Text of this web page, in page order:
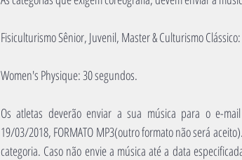
Fisiculturismo Sênior, Juvenil, Master & Culturismo
Women's Physique: 30 segundos.
Os atletas deverão enviar a sua música para o e-mail
19/03/2018, FORMATO MP3(outro formato não será
categoria. Caso não envie a música até a data